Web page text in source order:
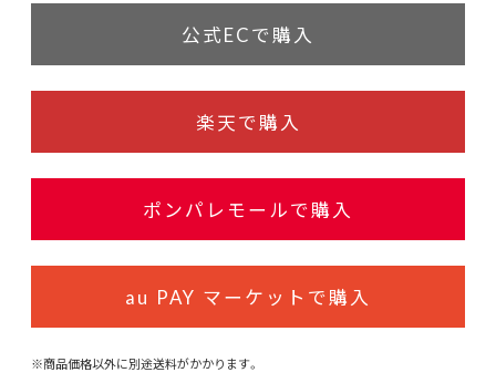
公式ECで購入
楽天で購入
ポンパレモールで購入
au PAY マーケットで購入
※商品価格以外に別途送料がかかります。